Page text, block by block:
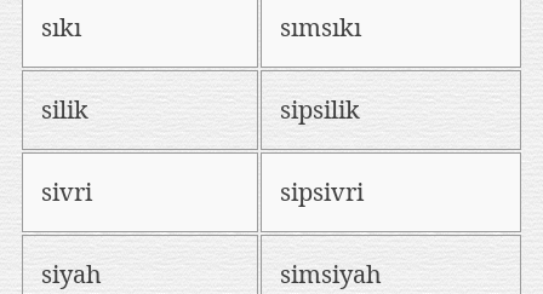
sıkı sımsıkı
silik sipsilik
sivri sipsivri
siyah simsiyah